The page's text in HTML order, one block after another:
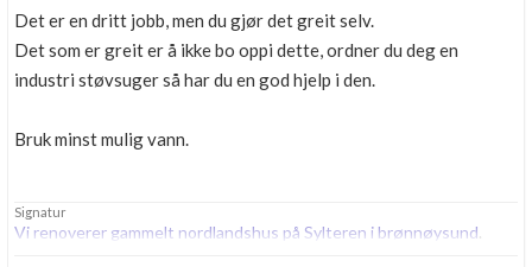
Det er en dritt jobb, men du gjør det greit selv.
Det som er greit er å ikke bo oppi dette, ordner du deg en
industri støvsuger så har du en god hjelp i den.
Bruk minst mulig vann.
Signatur
Vi renoverer gammelt nordlandshus på Sylteren i brønnøysund.